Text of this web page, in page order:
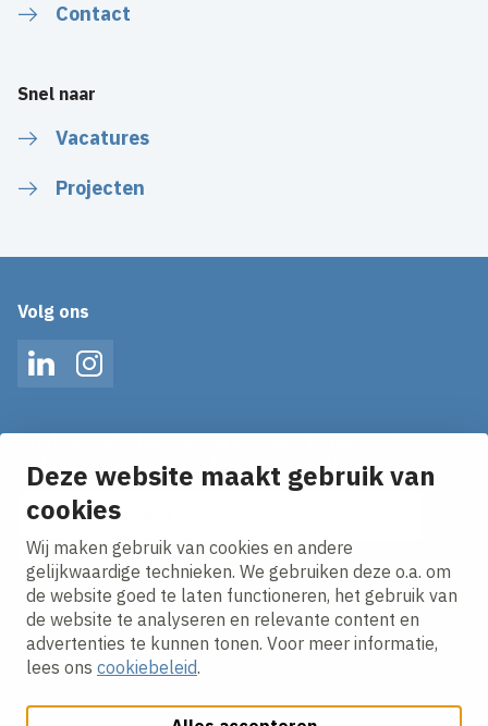
Deze website maakt gebruik van
cookies
Wij maken gebruik van cookies en andere
gelijkwaardige technieken. We gebruiken deze o.a. om
de website goed te laten functioneren, het gebruik van
de website te analyseren en relevante content en
advertenties te kunnen tonen. Voor meer informatie,
lees ons cookiebeleid.
Contact
Snel naar
Vacatures
Projecten
Volg ons
LinkedInInstagram
Ontvang onze nieuws alerts in je mailbox!
E-mailadres
Ik ga akkoord met hetprivacy statement.